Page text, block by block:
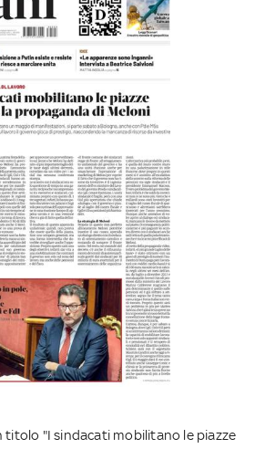
titolo "I sindacati mobilitano le piazze